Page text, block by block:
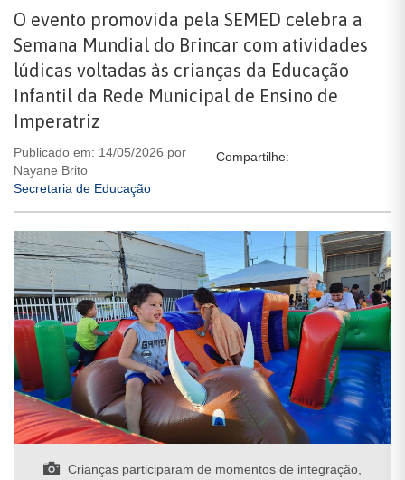
O evento promovida pela SEMED celebra a
Semana Mundial do Brincar com atividades
lúdicas voltadas às crianças da Educação
Infantil da Rede Municipal de Ensino de
Imperatriz
Publicado em: 14/05/2026 por
Nayane Brito
Secretaria de Educação
Compartilhe:
Crianças participaram de momentos de integração,